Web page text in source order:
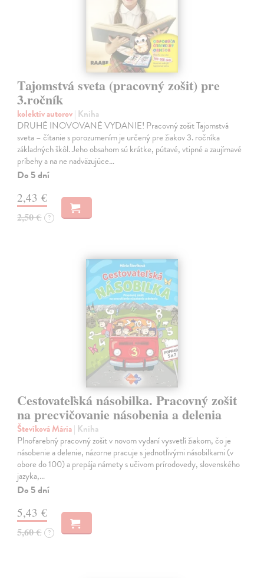
Tajomstvá sveta (pracovný zošit) pre
3.ročník
kolektív autorov| Kniha
DRUHÉ INOVOVANÉ VYDANIE! Pracovný zošit Tajomstvá
sveta – čítanie s porozumením je určený pre žiakov 3. ročníka
základných škôl. Jeho obsahom sú krátke, pútavé, vtipné a zaujímavé
príbehy a na ne nadväzujúce…
Do 5 dní
2,43 €
2,50 € ?
Cestovateľská násobilka. Pracovný zošit
na precvičovanie násobenia a delenia
Števíková Mária| Kniha
Plnofarebný pracovný zošit v novom vydaní vysvetlí žiakom, čo je
násobenie a delenie, názorne pracuje s jednotlivými násobilkami (v
obore do 100) a prepája námety s učivom prírodovedy, slovenského
jazyka,…
Do 5 dní
5,43 €
5,60 € ?